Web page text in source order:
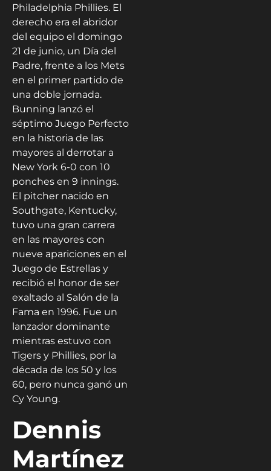
Philadelphia Phillies. El
derecho era el abridor
del equipo el domingo
21 de junio, un Día del
Padre, frente a los Mets
en el primer partido de
una doble jornada.
Bunning lanzó el
séptimo Juego Perfecto
en la historia de las
mayores al derrotar a
New York 6-0 con 10
ponches en 9 innings.
El pitcher nacido en
Southgate, Kentucky,
tuvo una gran carrera
en las mayores con
nueve apariciones en el
Juego de Estrellas y
recibió el honor de ser
exaltado al Salón de la
Fama en 1996. Fue un
lanzador dominante
mientras estuvo con
Tigers y Phillies, por la
década de los 50 y los
60, pero nunca ganó un
Cy Young.
Dennis
Martínez